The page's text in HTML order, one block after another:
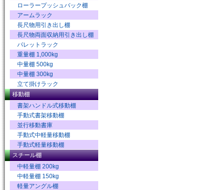
ローラープッシュバック棚
アームラック
長尺物用引き出し棚
長尺物両面収納用引き出し棚
パレットラック
重量棚 1,000kg
中量棚 500kg
中量棚 300kg
立て掛けラック
移動棚
書架ハンドル式移動棚
手動式書架移動棚
並行移動書庫
手動式中軽量移動棚
手動式軽量移動棚
スチール棚
中軽量棚 200kg
中軽量棚 150kg
軽量アングル棚